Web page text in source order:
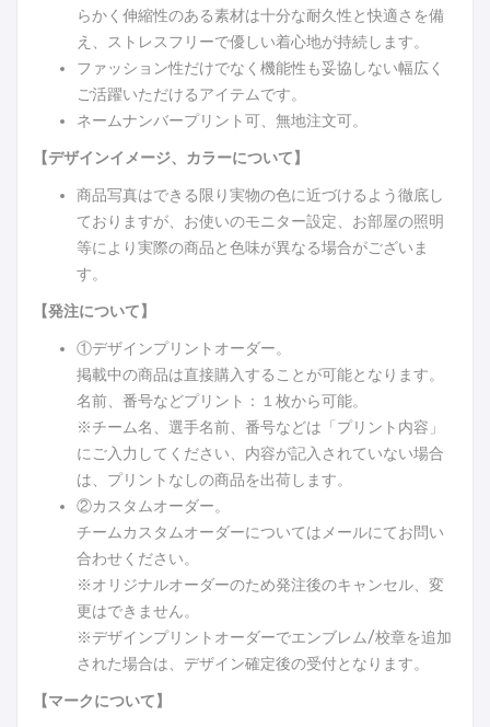
らかく伸縮性のある素材は十分な耐久性と快適さを備
え、ストレスフリーで優しい着心地が持続します。
ファッション性だけでなく機能性も妥協しない幅広く
ご活躍いただけるアイテムです。
ネームナンバープリント可、無地注文可。
【デザインイメージ、カラーについて】
商品写真はできる限り実物の色に近づけるよう徹底し
ておりますが、お使いのモニター設定、お部屋の照明
等により実際の商品と色味が異なる場合がございま
す。
【発注について】
①デザインプリントオーダー。
掲載中の商品は直接購入することが可能となります。
名前、番号などプリント：１枚から可能。
※チーム名、選手名前、番号などは「プリント内容」
にご入力してください、内容が記入されていない場合
は、プリントなしの商品を出荷します。
②カスタムオーダー。
チームカスタムオーダーについてはメールにてお問い
合わせください。
※オリジナルオーダーのため発注後のキャンセル、変
更はできません。
※デザインプリントオーダーでエンブレム/校章を追加
された場合は、デザイン確定後の受付となります。
【マークについて】